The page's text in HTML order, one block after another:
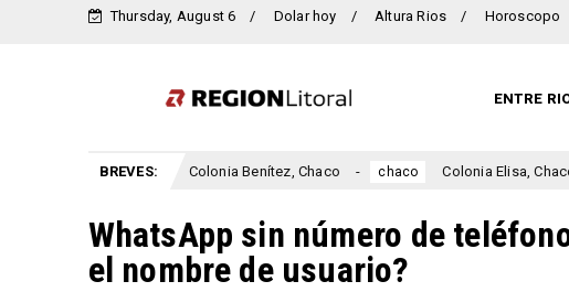
Thursday, August 6 Dolar hoy Altura Rios Horoscopo
ENTRE
BREVES:
chaco Colonia Benítez, Chaco chaco Colonia Elisa, Chaco
WhatsApp sin número de
el nombre de usuario?